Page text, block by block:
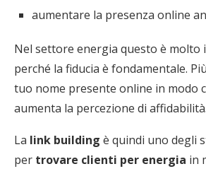
aumentare la presenza online
Nel settore energia questo è molto
perché la fiducia è fondamentale.
tuo nome presente online in modo
aumenta la percezione di affidabilità.
La link building è quindi uno degli
per trovare clienti per energia in